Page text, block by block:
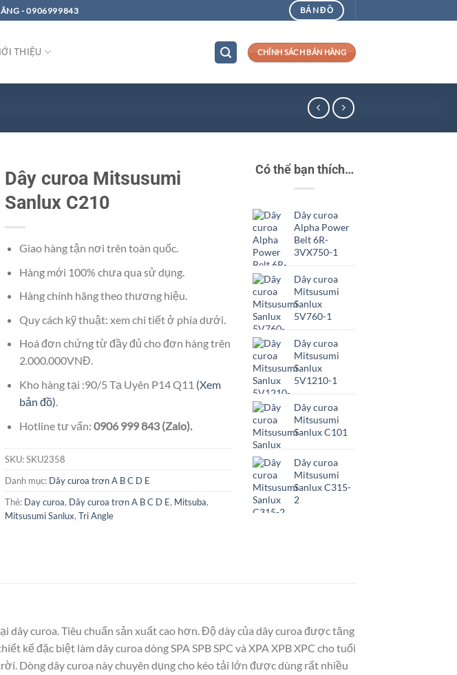
- 0906999843 BẢN ĐỒ
THIỆU CHÍNH SÁCH BÁN HÀNG
Dây curoa Mitsusumi
Sanlux C210
Giao hàng tận nơi trên toàn quốc.
Hàng mới 100% chưa qua sử dụng.
Hàng chính hãng theo thương hiệu.
Quy cách kỹ thuật: xem chi tiết ở phía dưới.
Hoá đơn chứng từ đầy đủ cho đơn hàng trên
2.000.000VNĐ.
Kho hàng tại :90/5 Tạ Uyên P14 Q11 (Xem
bản đồ).
Hotline tư vấn: 0906 999 843 (Zalo).
SKU:SKU2358
Danh mục: Dây curoa trơn A B C D E
Thẻ: Day curoa, Dây curoa trơn A B C D E, Mitsuba,
Mitsusumi Sanlux, Tri Angle
Có thể bạn thích…
Dây curoa
Alpha Power
Belt 6R-
3VX750-1
Dây curoa
Mitsusumi
Sanlux
5V760-1
Dây curoa
Mitsusumi
Sanlux
5V1210-1
Dây curoa
Mitsusumi
Sanlux C101
Dây curoa
Mitsusumi
Sanlux C315-
2
dây curoa. Tiêu chuẩn sản xuất cao hơn. Độ dày của dây curoa được tăng
kế đặc biệt làm dây curoa dòng SPA SPB SPC và XPA XPB XPC cho tuổi
Dòng dây curoa này chuyên dụng cho kéo tải lớn được dùng rất nhiều